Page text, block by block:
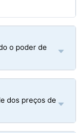
o poder de
dos preços de